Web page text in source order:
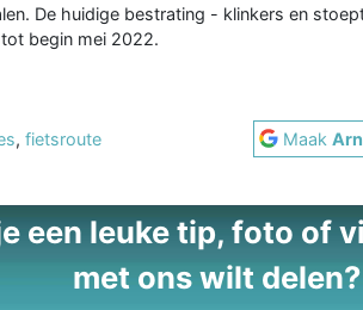
De huidige bestrating - klinkers en
begin mei 2022.
, fietsroute Maak
een leuke tip, foto of
met ons wilt delen?